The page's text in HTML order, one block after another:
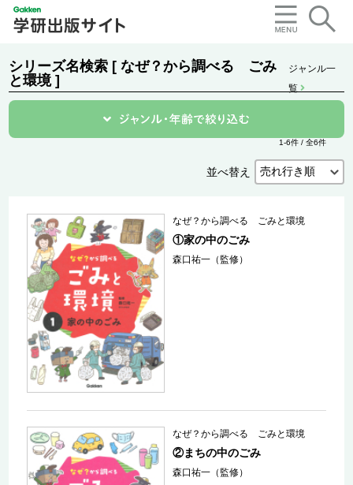
シリーズ名検索 [ なぜ？から調べる ごみ
と環境 ]
ジャンル一
覧
1-6件 / 全6件
並べ替え
なぜ？から調べる ごみと環境
①家の中のごみ
森口祐一（監修）
なぜ？から調べる ごみと環境
②まちの中のごみ
森口祐一（監修）